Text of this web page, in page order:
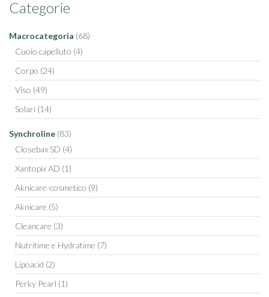
Categorie
Macrocategoria (68)
Cuoio capelluto (4)
Corpo (24)
Viso (49)
Solari (14)
Synchroline (83)
Closebax SD (4)
Xantopix AD (1)
Aknicare-cosmetico (9)
Aknicare (5)
Cleancare (3)
Nutritime e Hydratime (7)
Lipoacid (2)
Perky Pearl (1)